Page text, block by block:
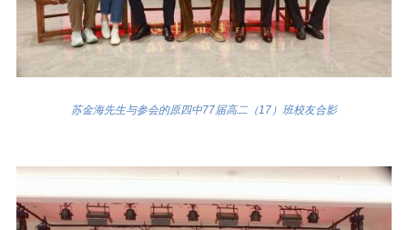
苏金海先生与参会的原四中77届高二（17）班校友合影